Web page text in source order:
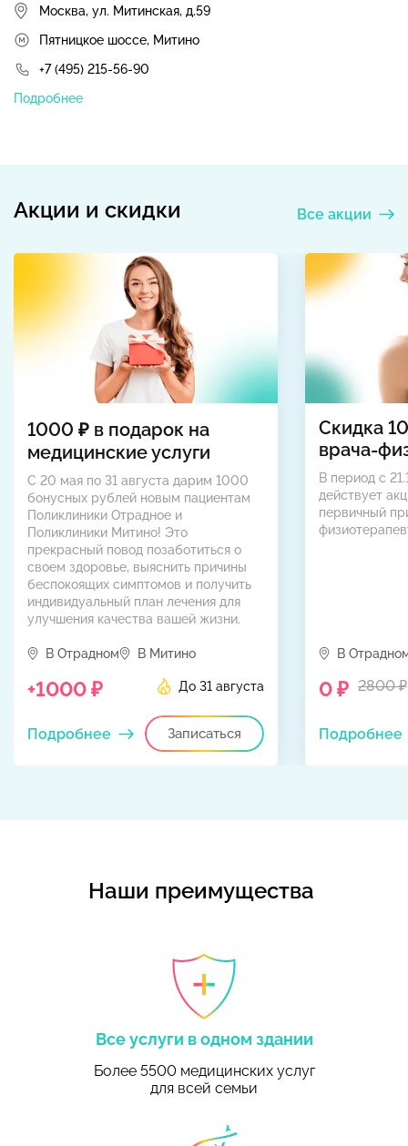
Москва, ул. Митинская, д.59
Пятницкое шоссе, Митино
+7 (495) 215-56-90
Подробнее
Все акции
Акции и скидки
1000 ₽ в подарок на
медицинские услуги
С 20 мая по 31 августа дарим 1000
бонусных рублей новым пациентам
Поликлиники Отрадное и
Поликлиники Митино! Это
прекрасный повод позаботиться о
своем здоровье, выяснить причины
беспокоящих симптомов и получить
индивидуальный план лечения для
улучшения качества вашей жизни.
В Отрадном В Митино
До 31 августа
+1000 ₽
Записаться
Подробнее
Скидка
врача-
В период с
действует
первичный
В
0 ₽ 2800 ₽
Подробнее
Наши преимущества
Все услуги в одном здании
Более 5500 медицинских услуг
для всей семьи